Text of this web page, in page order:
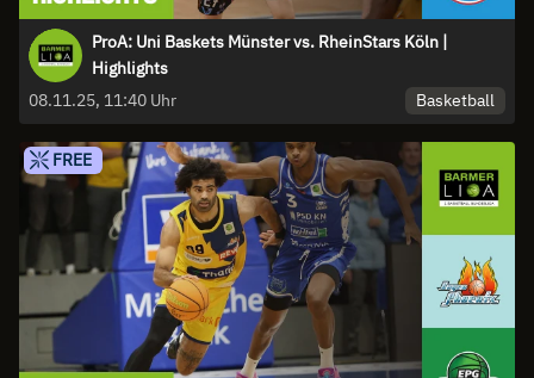
ProA: Uni Baskets Münster vs. RheinStars Köln |
Highlights
08.11.25, 11:40 Uhr
Basketball
FREE